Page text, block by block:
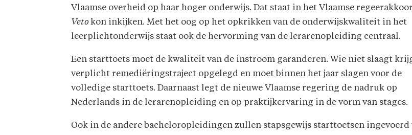
Vlaamse overheid op haar hoger onderwijs. Dat staat in het Vlaamse
Vetokon inkijken. Met het oog op het opkrikken van de onderwijskwaliteit in het
leerplichtonderwijs staat ook de hervorming van de lerarenopleiding centraal.
Een starttoets moet de kwaliteit van de instroom garanderen. Wie niet slaagt
verplicht remediëringstraject opgelegd en moet binnen het jaar slagen voor de
volledige starttoets. Daarnaast legt de nieuwe Vlaamse regering de nadruk op
Nederlands in de lerarenopleiding en op praktijkervaring in de vorm van stages.
Ook in de andere bacheloropleidingen zullen stapsgewijs starttoetsen